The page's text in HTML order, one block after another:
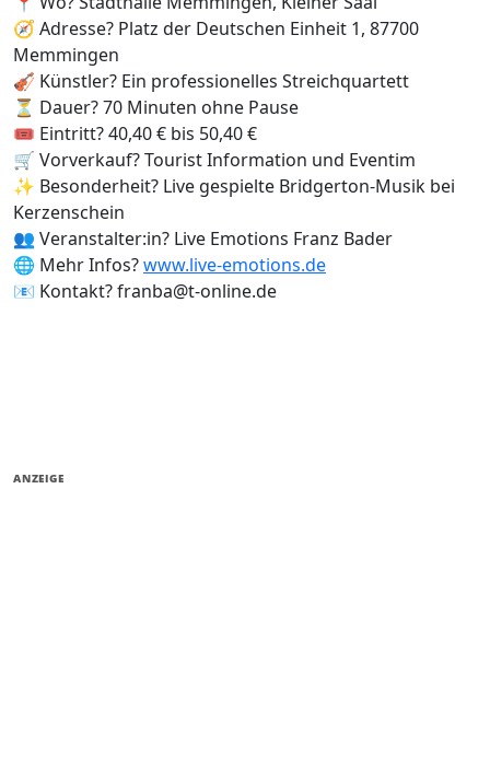
🧭 Adresse? Platz der Deutschen Einheit 1, 87700
Memmingen
🎻 Künstler? Ein professionelles Streichquartett
⏳ Dauer? 70 Minuten ohne Pause
🎟️ Eintritt? 40,40 € bis 50,40 €
🛒 Vorverkauf? Tourist Information und Eventim
✨ Besonderheit? Live gespielte Bridgerton-Musik bei
Kerzenschein
👥 Veranstalter:in? Live Emotions Franz Bader
🌐 Mehr Infos?www.live-emotions.de
📧 Kontakt? franba@t-online.de
ANZEIGE